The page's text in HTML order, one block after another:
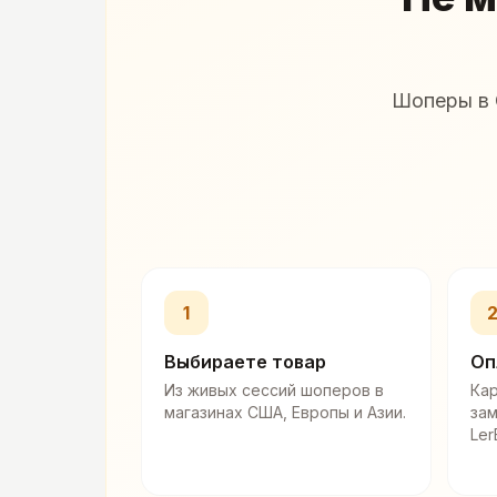
Шоперы в
1
Выбираете товар
Из живых сессий шоперов в
магазинах США, Европы и Азии.
2